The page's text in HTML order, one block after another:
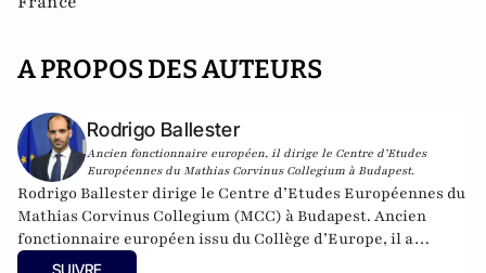
A PROPOS DES AUTEURS
Rodrigo Ballester
Ancien fonctionnaire européen, il dirige le Centre d’Etudes
Européennes du Mathias Corvinus Collegium à Budapest.
Rodrigo Ballester dirige le Centre d’Etudes Européennes du
Mathias Corvinus Collegium (MCC) à Budapest. Ancien
fonctionnaire européen issu du Collège d’Europe, il a
notamment été membre de cabinet du Commissaire à
SUIVRE